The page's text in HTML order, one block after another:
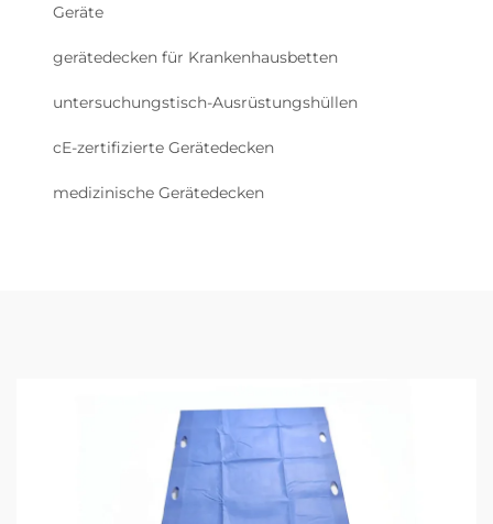
Geräte
gerätedecken für Krankenhausbetten
untersuchungstisch-Ausrüstungshüllen
cE-zertifizierte Gerätedecken
medizinische Gerätedecken